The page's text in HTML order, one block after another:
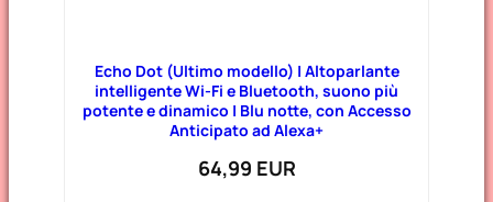
Echo Dot (Ultimo modello) | Altoparlante
intelligente Wi-Fi e Bluetooth, suono più
potente e dinamico | Blu notte, con Accesso
Anticipato ad Alexa+
64,99 EUR